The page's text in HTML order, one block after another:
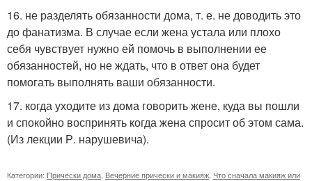
16. не разделять обязанности дома, т. е. не доводить это
до фанатизма. В случае если жена устала или плохо
себя чувствует нужно ей помочь в выполнении ее
обязанностей, но не ждать, что в ответ она будет
помогать выполнять ваши обязанности.
17. когда уходите из дома говорить жене, куда вы пошли
и спокойно воспринять когда жена спросит об этом сама.
(Из лекции Р. нарушевича).
Категории: Прически дома Вечерние прически и макияж Что сначала макияж или